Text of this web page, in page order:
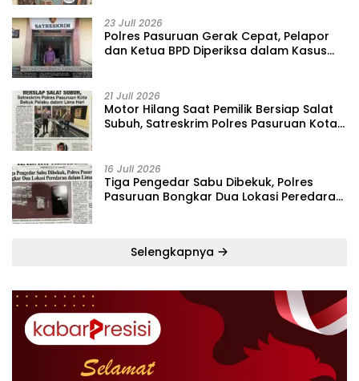
23 Juli 2026
‎Polres Pasuruan Gerak Cepat, Pelapor
dan Ketua BPD Diperiksa dalam Kasus
21 Juli 2026
‎Motor Hilang Saat Pemilik Bersiap Salat
Subuh, Satreskrim Polres Pasuruan Kota
16 Juli 2026
Tiga Pengedar Sabu Dibekuk, Polres
Pasuruan Bongkar Dua Lokasi Peredaran
Selengkapnya